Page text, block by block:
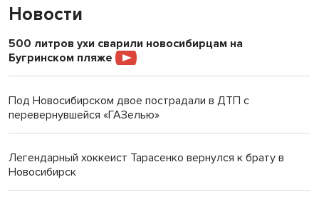
Новости
500 литров ухи сварили новосибирцам на
Бугринском пляже
Под Новосибирском двое пострадали в ДТП с
перевернувшейся «ГАЗелью»
Легендарный хоккеист Тарасенко вернулся к брату в
Новосибирск